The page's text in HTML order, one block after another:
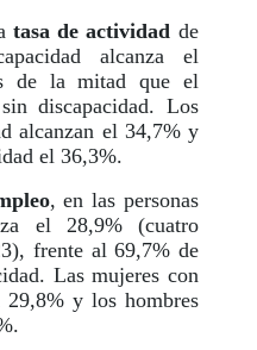
tasa de actividad de
alcanza el
de la mitad que el
discapacidad. Los
alcanzan el 34,7% y
el 36,3%.
, en las personas
el 28,9% (cuatro
frente al 69,7% de
Las mujeres con
29,8% y los hombres